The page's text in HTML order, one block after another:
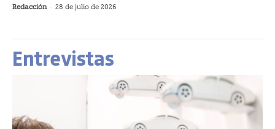
Redacción - 28 de julio de 2026
Entrevistas